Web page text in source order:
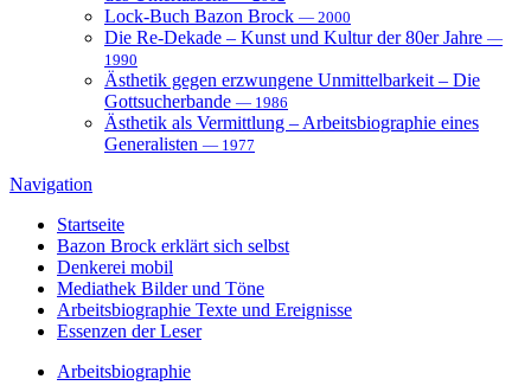
Lock-Buch Bazon Brock — 2000
Die Re-Dekade – Kunst und Kultur der 80er Jahre —
1990
Ästhetik gegen erzwungene Unmittelbarkeit – Die
Gottsucherbande — 1986
Ästhetik als Vermittlung – Arbeitsbiographie eines
Generalisten — 1977
Navigation
Startseite
Bazon Brock erklärt sich selbst
Denkerei mobil
Mediathek Bilder und Töne
Arbeitsbiographie Texte und Ereignisse
Essenzen der Leser
Arbeitsbiographie